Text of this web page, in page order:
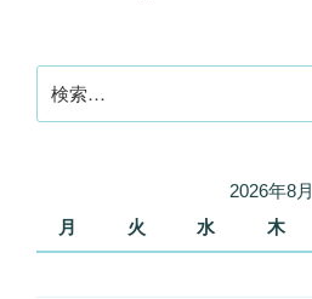
索:
2026年8月
月
火 水 木